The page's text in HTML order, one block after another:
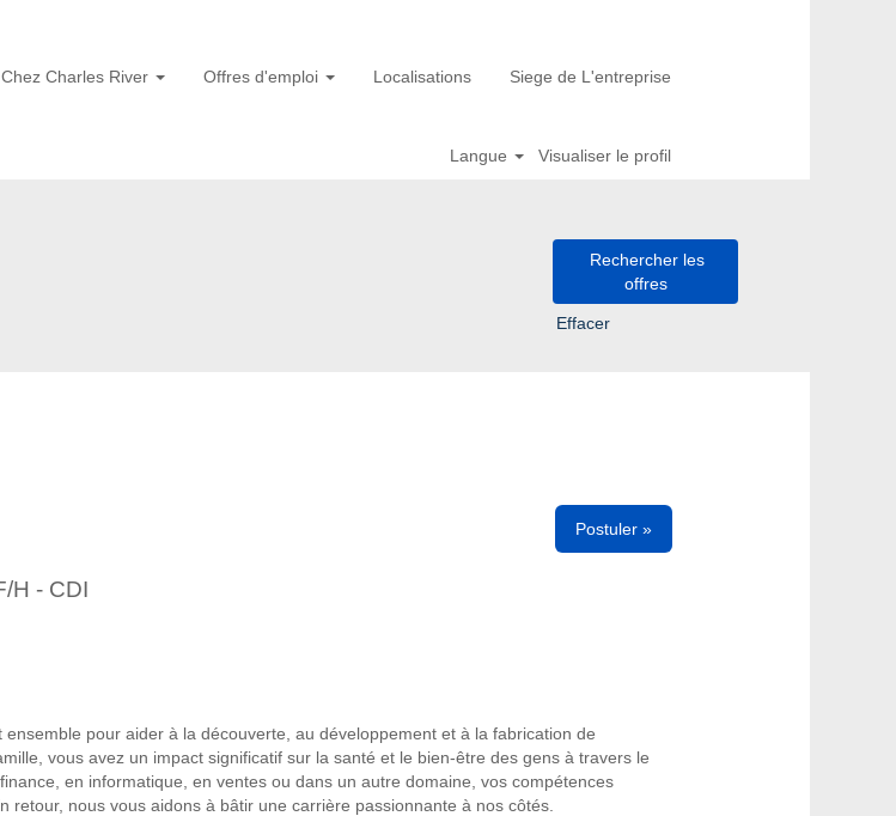
Charles River Offres d'emploi Localisations Siege de L'entreprise
Langue Visualiser le profil
Effacer
Postuler »
H - CDI
pour aider à la découverte, au développement et à la fabrication de
vous avez un impact significatif sur la santé et le bien-être des gens à travers le
en informatique, en ventes ou dans un autre domaine, vos compétences
nous vous aidons à bâtir une carrière passionnante à nos côtés.